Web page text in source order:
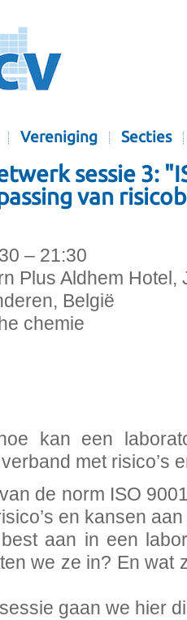
Vereniging Secties
sessie 3:
van
– 21:30
Plus Aldhem Hotel,
België
chemie
kan een
met risico’s
de norm ISO
en kansen
aan in een
we ze in? En wat
gaan we hier